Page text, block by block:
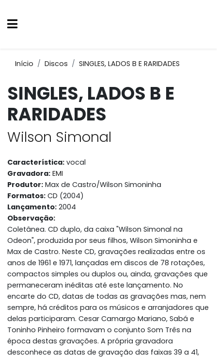
Início Discos SINGLES, LADOS B E RARIDADES
SINGLES, LADOS B E
RARIDADES
Wilson Simonal
Característica: vocal
Gravadora: EMI
Produtor: Max de Castro/Wilson Simoninha
Formatos: CD (2004)
Lançamento: 2004
Observação:
Coletânea. CD duplo, da caixa "Wilson Simonal na
Odeon", produzida por seus filhos, Wilson Simoninha e
Max de Castro. Neste CD, gravações realizadas entre os
anos de 1961 e 1971, lançadas em discos de 78 rotações,
compactos simples ou duplos ou, ainda, gravações que
permaneceram inéditas até este lançamento. No
encarte do CD, datas de todas as gravações mas, nem
sempre, há créditos para os músicos e arranjadores que
delas participaram. Cesar Camargo Mariano, Sabá e
Toninho Pinheiro formavam o conjunto Som Três na
época destas gravações. A própria gravadora
desconhece as datas de gravação das faixas 39 a 41,